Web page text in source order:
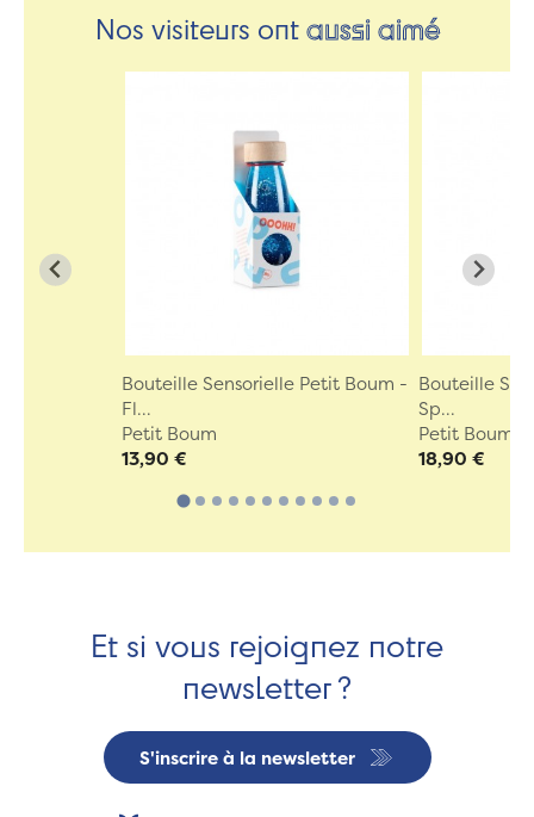
Nos visiteurs ontaussi aimé
Bouteille Sensorielle Petit Boum -
Fl...
Petit Boum
13,90 €
Bouteille
Sp...
Petit Boum
18,90 €
Et si vous rejoignez notre
newsletter ?
S'inscrire à la newsletter